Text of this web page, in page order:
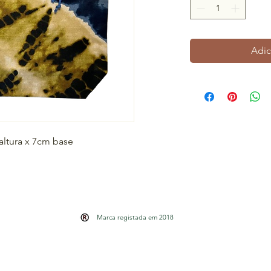
x 7cm base
Marca registada em 2018